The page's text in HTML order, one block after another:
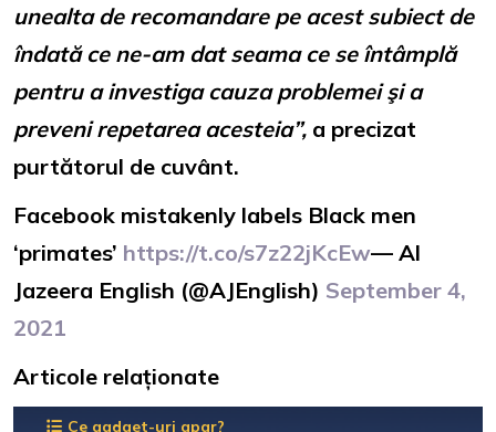
unealta de recomandare pe acest subiect de
îndată ce ne-am dat seama ce se întâmplă
pentru a investiga cauza problemei şi a
preveni repetarea acesteia”, a precizat
purtătorul de cuvânt.
Facebook mistakenly labels Black men
‘primates’ https://t.co/s7z22jKcEw— Al
Jazeera English (@AJEnglish) September 4,
2021
Articole relaționate
Ce gadget-uri apar?